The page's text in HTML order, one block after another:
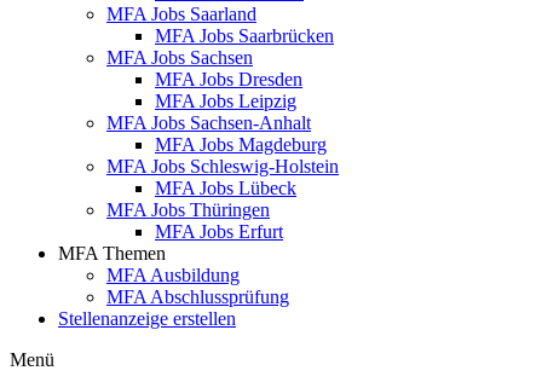
MFA Jobs Saarland
MFA Jobs Saarbrücken
MFA Jobs Sachsen
MFA Jobs Dresden
MFA Jobs Leipzig
MFA Jobs Sachsen-Anhalt
MFA Jobs Magdeburg
MFA Jobs Schleswig-Holstein
MFA Jobs Lübeck
MFA Jobs Thüringen
MFA Jobs Erfurt
MFA Themen
MFA Ausbildung
MFA Abschlussprüfung
Stellenanzeige erstellen
Menü